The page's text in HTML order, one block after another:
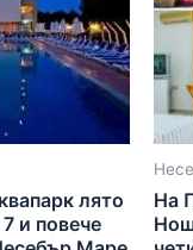
лято
и повече
На